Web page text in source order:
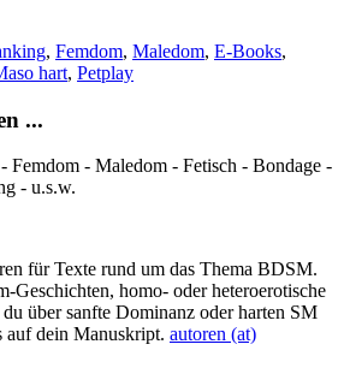
, Femdom, Maledom, E-Books,
hart, Petplay
...
Femdom - Maledom - Fetisch - Bondage -
- u.s.w.
für Texte rund um das Thema BDSM.
Geschichten, homo- oder heteroerotische
über sanfte Dominanz oder harten SM
auf dein Manuskript. autoren (at)